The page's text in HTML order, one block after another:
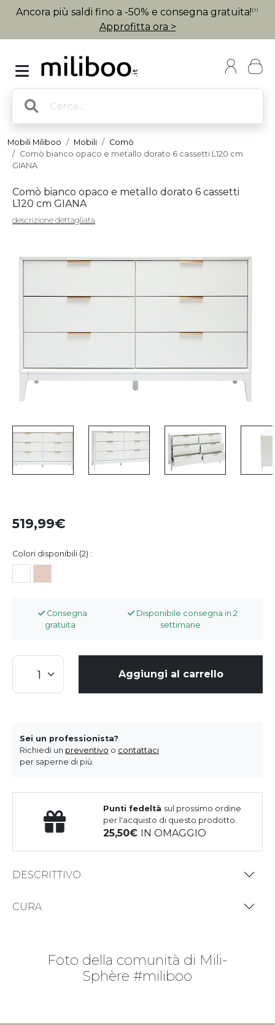
Ancora più saldi fino a -50% e consegna gratuita! (1)
Approfitta ora >
Mobili Miliboo Mobili
Comò
Comò bianco opaco e metallo dorato 6 cassetti L120 cm
GIANA
Comò bianco opaco e metallo dorato 6 cassetti
L120 cm GIANA
descrizione dettagliata
519,99
Colori disponibili (2) :
Consegna
gratuita
Disponibile consegna in 2
settimane
Aggiungi al carrello
Sei un professionista?
Richiedi un preventivo o contattaci
per saperne di più.
Punti fedeltà sul prossimo ordine
per l'acquisto di questo prodotto.
25,50 IN OMAGGIO
DESCRITTIVO
CURA
Foto della comunità di Mili-
Sphère #miliboo